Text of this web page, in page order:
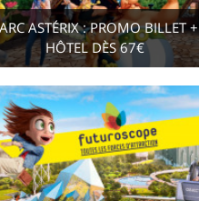
ASTÉRIX : PROMO BILLET +
HÔTEL DÈS 67€